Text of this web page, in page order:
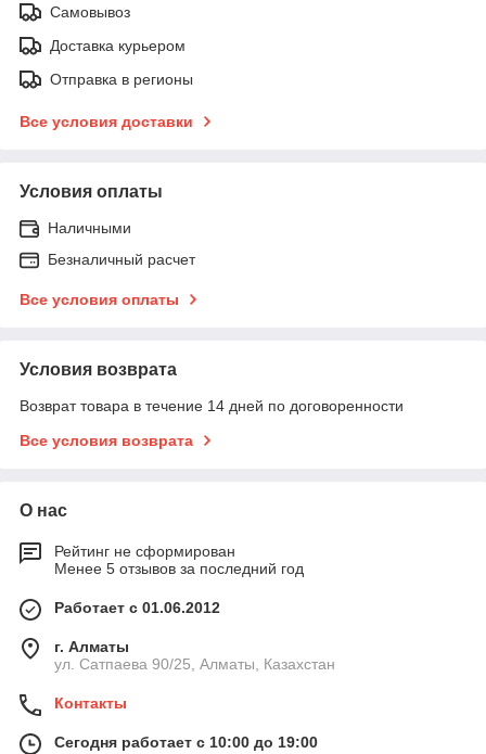
Самовывоз
Доставка курьером
Отправка в регионы
Все условия доставки
Условия оплаты
Наличными
Безналичный расчет
Все условия оплаты
Условия возврата
Возврат товара в течение 14 дней по договоренности
Все условия возврата
О нас
Рейтинг не сформирован
Менее 5 отзывов за последний год
Работает с 01.06.2012
г. Алматы
ул. Сатпаева 90/25, Алматы, Казахстан
Контакты
Сегодня работает с 10:00 до 19:00